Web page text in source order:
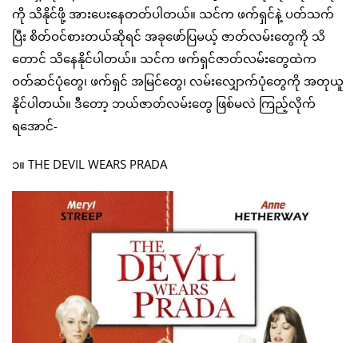
ကို သိနိုင်ဖို့ အားပေးနေတတ်ပါတယ်။ သင်က ဖက်ရှင်နဲ့ ပတ်သက်
ပြီး စိတ်ဝင်စားတယ်ဆိုရင် အခုဖော်ပြမယ့် ဇာတ်လမ်းတွေကို သိ
တောင် သိနေနိုင်ပါတယ်။ သင်က ဖက်ရှင်ဇာတ်လမ်းတွေထဲက
ဝတ်ဆင်ပုံတွေ၊ ဖက်ရှင် အမြင်တွေ၊ လမ်းလျှောက်ပုံတွေကို အတုယူ
နိုင်ပါတယ်​။ ဒီတော့ ဘယ်ဇာတ်လမ်းတွေ ဖြစ်မလဲ ကြည့်လိုက်
ရအောင်-
၁။ THE DEVIL WEARS PRADA